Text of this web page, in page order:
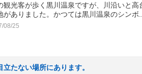
観光客が歩く黒川温泉ですが、川沿いと高
がありました。かつては黒川温泉のシンボ
08/25
立たない場所にあります。